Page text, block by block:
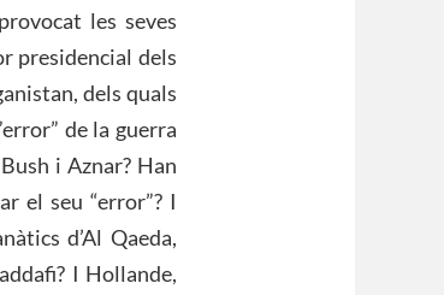
les seves
presidencial dels
dels quals
de la guerra
i Aznar? Han
el seu “error”? I
d’Al Qaeda,
I Hollande,